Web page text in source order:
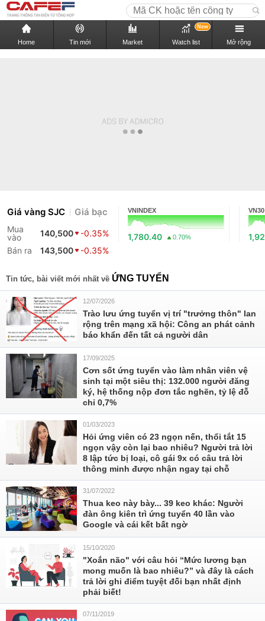
Home Tin mới Market Watch list
New
Mở rộng
Giá vàng SJC Giá bạc
Mua
vào
140,500
-0.35%
Bán ra
143,500 -0.35%
VNINDEX
1,780.40 0.70%
VN30
Tin tức, bài viết mới nhất về ỨNG TUYỂN
12/07/2026
Trào lưu ứng tuyển vị trí "trưởng thôn" lan
rộng trên mạng xã hội: Công an phát cảnh
báo khẩn đến tất cả người dân
17/09/2025
Cơn sốt ứng tuyển vào làm nhân viên vệ
sinh tại một siêu thị: 132.000 người đăng
ký, hệ thống nộp đơn tắc nghẽn, tỷ lệ đỗ
chỉ 0,7%
01/03/2023
Hỏi ứng viên có 23 ngọn nến, thổi tắt 15
ngọn vậy còn lại bao nhiêu? Người trả lời
8 lập tức bị loại, cô gái 9x có câu trả lời
thông minh được nhận ngay tại chỗ
31/07/2022
Thua keo này bày... 39 keo khác: Người
đàn ông kiên trì ứng tuyển 40 lần vào
Google và cái kết bất ngờ
15/10/2020
"Xoắn não" với câu hỏi “Mức lương bạn
mong muốn là bao nhiêu?” và đây là cách
trả lời ghi điểm tuyệt đối bạn nhất định
phải biết!
07/11/2019